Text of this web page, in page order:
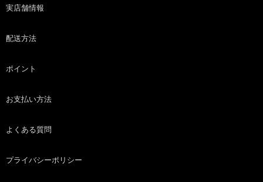
実店舗情報
配送方法
ポイント
お支払い方法
よくある質問
プライバシーポリシー